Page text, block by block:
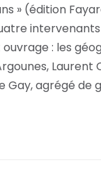
» (édition
: les
Laurent
Gay, agrégé de